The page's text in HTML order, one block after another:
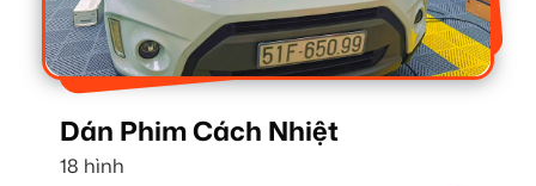
Dán Phim Cách Nhiệt
18 hình